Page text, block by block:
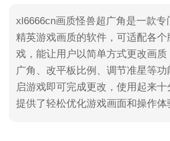
xl6666cn画质怪兽超广角是一款专
精英游戏画质的软件，可适配各个
戏，能让用户以简单方式更改画质
广角、改平板比例、调节准星等
启游戏即可完成更改，使用起来
提供了轻松优化游戏画面和操作体